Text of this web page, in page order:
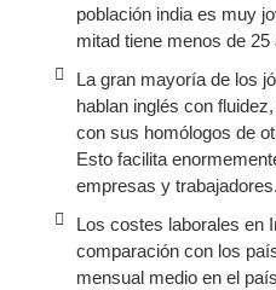
población india es muy
mitad tiene menos de 25
La gran mayoría de los
hablan inglés con
con sus homólogos de
Esto facilita
empresas y trabajadores.
Los costes laborales en
comparación con los
mensual medio en el